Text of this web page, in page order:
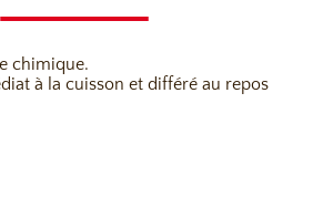
chimique.
à la cuisson et différé au repos